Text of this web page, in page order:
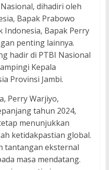
dihadiri oleh
Bapak Prabowo
Indonesia, Bapak Perry
penting lainnya.
hadir di PTBI Nasional
Kepala
Provinsi Jambi.
Perry Warjiyo,
tahun 2024,
menunjukkan
ketidakpastian global.
tantangan eksternal
masa mendatang.